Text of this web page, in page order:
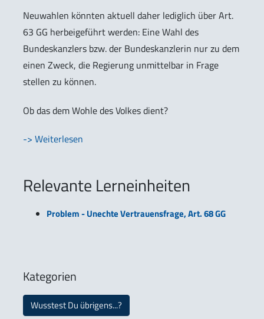
Neuwahlen könnten aktuell daher lediglich über Art.
63 GG herbeigeführt werden: Eine Wahl des
Bundeskanzlers bzw. der Bundeskanzlerin nur zu dem
einen Zweck, die Regierung unmittelbar in Frage
stellen zu können.
Ob das dem Wohle des Volkes dient?
-> Weiterlesen
Relevante Lerneinheiten
Problem - Unechte Vertrauensfrage, Art. 68 GG
Kategorien
Wusstest Du übrigens...?